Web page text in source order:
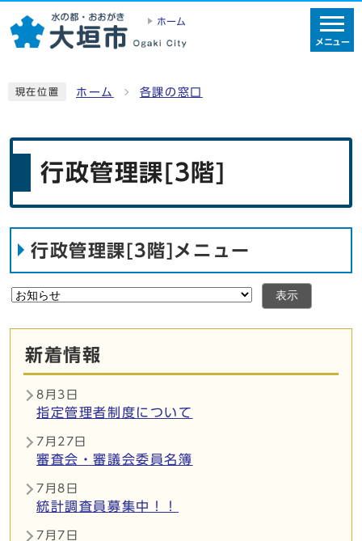
ホーム
メニュー
現在位置 ホーム 各課の窓口
行政管理課[3階]
行政管理課[3階]メニュー
表示
新着情報
8月3日
指定管理者制度について
7月27日
審査会・審議会委員名簿
7月8日
統計調査員募集中！！
7月7日